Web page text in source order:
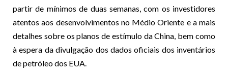
partir de mínimos de duas semanas, com os investidores
atentos aos desenvolvimentos no Médio Oriente e a mais
detalhes sobre os planos de estímulo da China, bem como
à espera da divulgação dos dados oficiais dos inventários
de petróleo dos EUA.